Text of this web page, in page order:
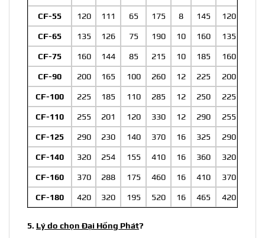
CF-55 120 111 65 175 8 145 120
CF-65 135 126 75 190 10 160 135
CF-75 160 144 85 215 10 185 160
CF-90 200 165 100 260 12 225 200
CF-100 225 185 110 285 12 250 225
CF-110 255 201 120 330 12 290 255
CF-125 290 230 140 370 16 325 290
CF-140 320 254 155 410 16 360 320
CF-160 370 288 175 460 16 410 370
CF-180 420 320 195 520 16 465 420
5. Lý do chọn Đại Hồng Phát?